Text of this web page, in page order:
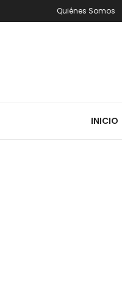
Quiénes Somos
INICIO